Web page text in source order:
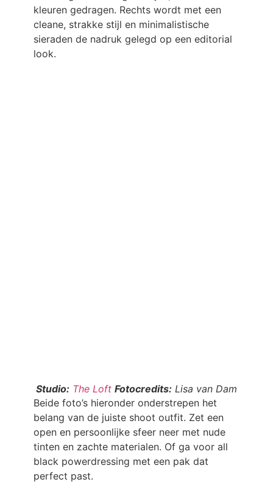
kleuren gedragen. Rechts wordt met een
cleane, strakke stijl en minimalistische
sieraden de nadruk gelegd op een editorial
look.
Studio: The Loft Fotocredits: Lisa van Dam
Beide foto’s hieronder onderstrepen het
belang van de juiste shoot outfit. Zet een
open en persoonlijke sfeer neer met nude
tinten en zachte materialen. Of ga voor all
black powerdressing met een pak dat
perfect past.